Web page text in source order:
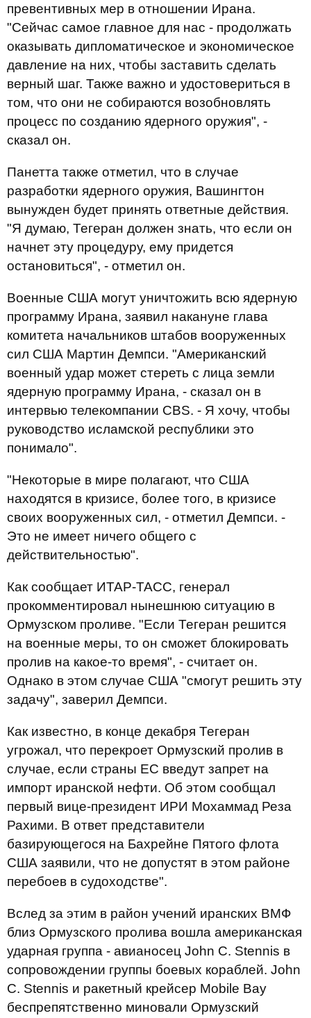
превентивных мер в отношении Ирана.
"Сейчас самое главное для нас - продолжать
оказывать дипломатическое и экономическое
давление на них, чтобы заставить сделать
верный шаг. Также важно и удостовериться в
том, что они не собираются возобновлять
процесс по созданию ядерного оружия", -
сказал он.
Панетта также отметил, что в случае
разработки ядерного оружия, Вашингтон
вынужден будет принять ответные действия.
"Я думаю, Тегеран должен знать, что если он
начнет эту процедуру, ему придется
остановиться", - отметил он.
Военные США могут уничтожить всю ядерную
программу Ирана, заявил накануне глава
комитета начальников штабов вооруженных
сил США Мартин Демпси. "Американский
военный удар может стереть с лица земли
ядерную программу Ирана, - сказал он в
интервью телекомпании CBS. - Я хочу, чтобы
руководство исламской республики это
понимало".
"Некоторые в мире полагают, что США
находятся в кризисе, более того, в кризисе
своих вооруженных сил, - отметил Демпси. -
Это не имеет ничего общего с
действительностью".
Как сообщает ИТАР-ТАСС, генерал
прокомментировал нынешнюю ситуацию в
Ормузском проливе. "Если Тегеран решится
на военные меры, то он сможет блокировать
пролив на какое-то время", - считает он.
Однако в этом случае США "смогут решить эту
задачу", заверил Демпси.
Как известно, в конце декабря Тегеран
угрожал, что перекроет Ормузский пролив в
случае, если страны ЕС введут запрет на
импорт иранской нефти. Об этом сообщал
первый вице-президент ИРИ Мохаммад Реза
Рахими. В ответ представители
базирующегося на Бахрейне Пятого флота
США заявили, что не допустят в этом районе
перебоев в судоходстве".
Вслед за этим в район учений иранских ВМФ
близ Ормузского пролива вошла американская
ударная группа - авианосец John C. Stennis в
сопровождении группы боевых кораблей. John
C. Stennis и ракетный крейсер Mobile Bay
беспрепятственно миновали Ормузский